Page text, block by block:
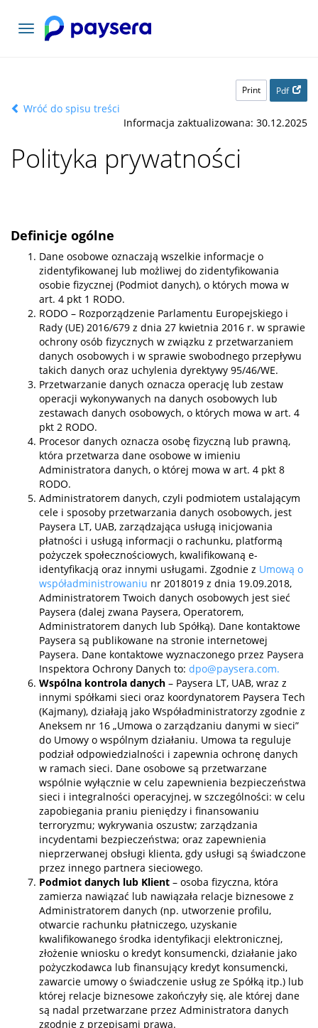
Toggle
navigation
Print Pdf
Wróć do spisu treści
Informacja zaktualizowana: 30.12.2025
Polityka prywatności
Definicje ogólne
Dane osobowe oznaczają wszelkie informacje o
zidentyfikowanej lub możliwej do zidentyfikowania
osobie fizycznej (Podmiot danych), o których mowa w
art. 4 pkt 1 RODO.
RODO – Rozporządzenie Parlamentu Europejskiego i
Rady (UE) 2016/679 z dnia 27 kwietnia 2016 r. w sprawie
ochrony osób fizycznych w związku z przetwarzaniem
danych osobowych i w sprawie swobodnego przepływu
takich danych oraz uchylenia dyrektywy 95/46/WE.
Przetwarzanie danych oznacza operację lub zestaw
operacji wykonywanych na danych osobowych lub
zestawach danych osobowych, o których mowa w art. 4
pkt 2 RODO.
Procesor danych oznacza osobę fizyczną lub prawną,
która przetwarza dane osobowe w imieniu
Administratora danych, o której mowa w art. 4 pkt 8
RODO.
Administratorem danych, czyli podmiotem ustalającym
cele i sposoby przetwarzania danych osobowych, jest
Paysera LT, UAB, zarządzająca usługą inicjowania
płatności i usługą informacji o rachunku, platformą
pożyczek społecznościowych, kwalifikowaną e-
identyfikacją oraz innymi usługami. Zgodnie z Umową o
współadministrowaniu nr 2018019 z dnia 19.09.2018,
Administratorem Twoich danych osobowych jest sieć
Paysera (dalej zwana Paysera, Operatorem,
Administratorem danych lub Spółką). Dane kontaktowe
Paysera są publikowane na stronie internetowej
Paysera. Dane kontaktowe wyznaczonego przez Paysera
Inspektora Ochrony Danych to: dpo@paysera.com.
Wspólna kontrola danych – Paysera LT, UAB, wraz z
innymi spółkami sieci oraz koordynatorem Paysera Tech
(Kajmany), działają jako Współadministratorzy zgodnie z
Aneksem nr 16 „Umowa o zarządzaniu danymi w sieci”
do Umowy o wspólnym działaniu. Umowa ta reguluje
podział odpowiedzialności i zapewnia ochronę danych
w ramach sieci. Dane osobowe są przetwarzane
wspólnie wyłącznie w celu zapewnienia bezpieczeństwa
sieci i integralności operacyjnej, w szczególności: w celu
zapobiegania praniu pieniędzy i finansowaniu
terroryzmu; wykrywania oszustw; zarządzania
incydentami bezpieczeństwa; oraz zapewnienia
nieprzerwanej obsługi klienta, gdy usługi są świadczone
przez innego partnera sieciowego.
Podmiot danych lub Klient – osoba fizyczna, która
zamierza nawiązać lub nawiązała relacje biznesowe z
Administratorem danych (np. utworzenie profilu,
otwarcie rachunku płatniczego, uzyskanie
kwalifikowanego środka identyfikacji elektronicznej,
złożenie wniosku o kredyt konsumencki, działanie jako
pożyczkodawca lub finansujący kredyt konsumencki,
zawarcie umowy o świadczenie usług ze Spółką itp.) lub
której relacje biznesowe zakończyły się, ale której dane
są nadal przetwarzane przez Administratora danych
zgodnie z przepisami prawa.